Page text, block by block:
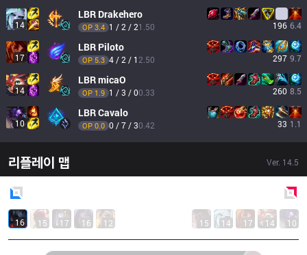
14
LBR Drakehero
OP 3.4 1 / 2 / 21.50 196 6.4
17
LBR Piloto
OP 5.3 4 / 2 / 1 2.50 297 9.7
14
LBRmicaO
OP 1.9 1 / 3 / 00.33 260 8.5
10
LBRCavalo
OP 0.0 0 / 7 / 30.42 33 1.1
리플레이 맵 Ver. 14.5
16 15 17 16 12 15 14 17 14 10